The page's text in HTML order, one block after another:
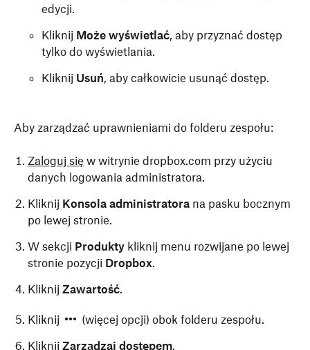
edycji.
Kliknij Może wyświetlać, aby przyznać dostęp
tylko do wyświetlania.
Kliknij Usuń, aby całkowicie usunąć dostęp.
Aby zarządzać uprawnieniami do folderu zespołu:
Zaloguj się w witrynie dropbox.com przy użyciu
danych logowania administratora.
Kliknij Konsola administratora na pasku bocznym
po lewej stronie.
W sekcji Produkty kliknij menu rozwijane po lewej
stronie pozycji Dropbox.
Kliknij Zawartość.
Kliknij
(więcej opcji) obok folderu zespołu.
Kliknij Zarządzaj dostępem.